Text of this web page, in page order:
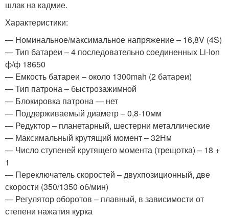
шлак на кадмие.
Характеристики:
— Номинальное/максимальное напряжение – 16,8V (4S)
— Тип батареи – 4 последовательно соединенных Li-Ion
ф/ф 18650
— Емкость батареи – около 1300mah (2 батареи)
— Тип патрона – быстрозажимной
— Блокировка патрона — нет
— Поддерживаемый диаметр – 0,8-10мм
— Редуктор – планетарный, шестерни металлические
— Максимальный крутящий момент – 32Нм
— Число ступеней крутящего момента (трещотка) – 18 +
1
— Переключатель скоростей – двухпозиционный, две
скорости (350/1350 об/мин)
— Регулятор оборотов – плавный, в зависимости от
степени нажатия курка